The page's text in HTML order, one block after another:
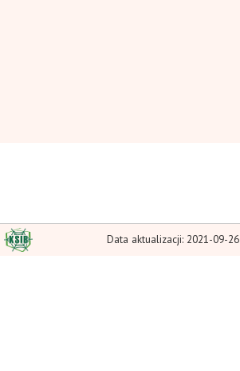
Data aktualizacji: 2021-09-26